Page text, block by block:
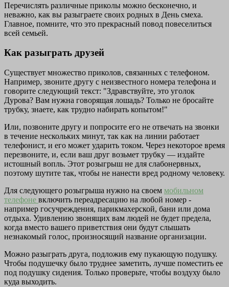
Перечислять различные приколы можно бесконечно, и
неважно, как вы разыграете своих родных в День смеха.
Главное, помните, что это прекрасный повод повеселиться
всей семьей.
Как разыграть друзей
Существует множество приколов, связанных с телефоном.
Например, звоните другу с неизвестного номера телефона и
говорите следующий текст: "Здравствуйте, это уголок
Дурова? Вам нужна говорящая лошадь? Только не бросайте
трубку, знаете, как трудно набирать копытом!"
Или, позвоните другу и попросите его не отвечать на звонки
в течение нескольких минут, так как на линии работает
телефонист, и его может ударить током. Через некоторое время
перезвоните, и, если ваш друг возьмет трубку — издайте
истошный вопль. Этот розыгрыш не для слабонервных,
поэтому шутите так, чтобы не нанести вред родному человеку.
Для следующего розыгрыша нужно на своем мобильном
телефоне включить переадресацию на любой номер -
например госучреждения, парикмахерской, бани или дома
отдыха. Удивлению звонящих вам людей не будет предела,
когда вместо вашего приветствия они будут слышать
незнакомый голос, произносящий название организации.
Можно разыграть друга, подложив ему пукающую подушку.
Чтобы подушечку было труднее заметить, лучше поместить ее
под подушку сидения. Только проверьте, чтобы воздуху было
куда выходить.